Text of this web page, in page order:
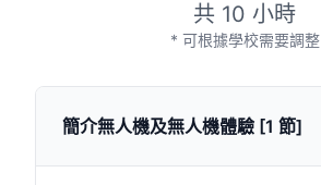
共 10 小時
* 可根據學校需要調整
簡介無人機及無人機體驗 [1 節]